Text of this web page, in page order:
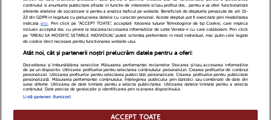
Echipa Editoriala Newsletter
Contact
Cariere
Cookies
Politica de confidentialitate
DivaHair Cosmetics
Despre noi
Termeni si conditii
continutul si anunturile publicitare afisate in functie de interesele si/sau profilul dvs., pentru a va oferi functionalitati
aferente retelelor de socializare si pentru a analiza traficul pe website. Beneficiati de drepturile prevazute de art. 15-
22 din GDPR in legatura cu prelucrarea datelor cu caracter personal. Aceste drepturi pot fi exercitate prin modalitatea
indicataaici. Prin click pe “ACCEPT TOATE”, acceptati folosirea tuturor Tehnologiilor de tip Cookie, care implica
inclusiv acceptul dvs. cu privire la stocarea/accesarea informatiilor de catre Vendor-ii cu care colaboram. Prin click
pe “VREAU SA MODIFIC SETARILE INDIVIDUAL” puteti schimba preferintele in mod individual, mai putin cele legate
de cookie strict necesare pentru functionarea website-ului.
Atât noi, cât și partenerii noștri prelucrăm datele pentru a oferi:
Dezvoltarea și îmbunătățirea serviciilor. Măsurarea performanței reclamelor. Stocarea și/sau accesarea informațiilor
de pe un dispozitiv. Utilizarea profilurilor pentru selectarea conținutului personalizat. Crearea profilurilor de conținut
personalizat. Utilizarea profilurilor pentru selectarea publicității personalizate. Crearea profilurilor pentru publicitate
personalizată. Măsurarea performanței conținutului. Înțelegerea publicului prin statistici sau combinații de date din
surse diferite. Utilizarea de date limitate pentru a selecta publicitatea. Utilizarea datelor limitate pentru a selecta
conținutul. Date precise de geolocație și identificarea prin scanarea dispozitivului.
Listă parteneri (furnizori)
ACCEPT TOATE